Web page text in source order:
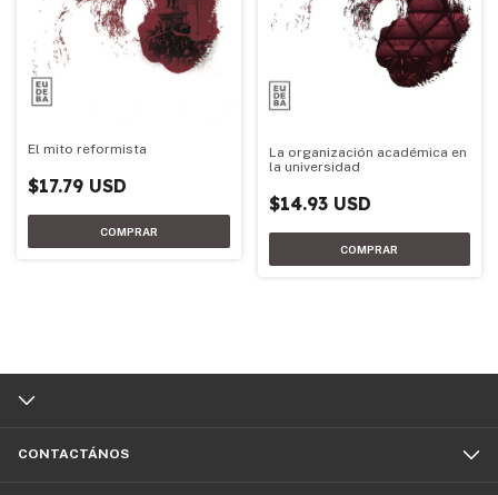
El mito reformista
$17.79 USD
La organización académica en
la universidad
$14.93 USD
CONTACTÁNOS